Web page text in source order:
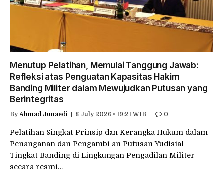
Menutup Pelatihan, Memulai Tanggung Jawab:
Refleksi atas Penguatan Kapasitas Hakim
Banding Militer dalam Mewujudkan Putusan yang
Berintegritas
By Ahmad Junaedi 8 July 2026 • 19:21 WIB 0
Pelatihan Singkat Prinsip dan Kerangka Hukum dalam
Penanganan dan Pengambilan Putusan Yudisial
Tingkat Banding di Lingkungan Pengadilan Militer
secara resmi…